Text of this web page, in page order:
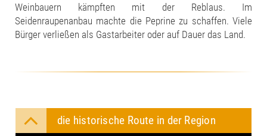
Weinbauern kämpften mit der Reblaus. Im
Seidenraupenanbau machte die Peprine zu schaffen. Viele
Bürger verließen als Gastarbeiter oder auf Dauer das Land.
die historische Route in der Region